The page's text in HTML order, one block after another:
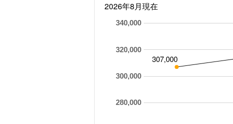
2026年8月現在
280,000
300,000
320,000
340,000
307,000